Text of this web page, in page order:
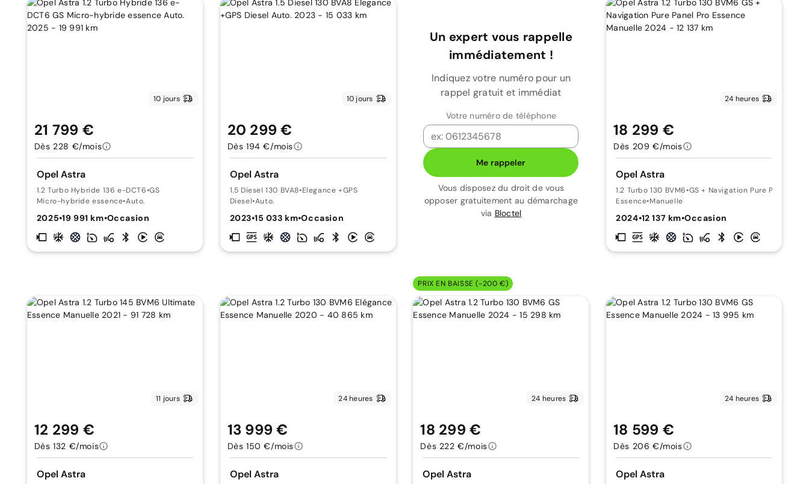
10 jours
Opel Astra
1.2 Turbo Hybride 136 e-DCT6•GS
Micro-hybride essence•Auto.
2025•19 991 km•Occasion
21 799 €
Dès 228 €/mois
10 jours
Opel Astra
1.5 Diesel 130 BVA8•Elegance +GPS
Diesel•Auto.
2023•15 033 km•Occasion
20 299 €
Dès 194 €/mois
Un expert vous rappelle
immédiatement !
Indiquez votre numéro pour un
rappel gratuit et immédiat
Votre numéro de téléphone
Me rappeler
Vous disposez du droit de vous
opposer gratuitement au démarchage
via Bloctel
24 heures
Opel Astra
1.2 Turbo 130 BVM6•GS + Navigation Pure Panel Pro
Essence•Manuelle
2024•12 137 km•Occasion
18 299 €
Dès 209 €/mois
11 jours
Opel Astra
12 299 €
Dès 132 €/mois
24 heures
Opel Astra
13 999 €
Dès 150 €/mois
PRIX EN BAISSE (-200 €)
24 heures
Opel Astra
18 299 €
Dès 222 €/mois
24 heures
Opel Astra
18 599 €
Dès 206 €/mois